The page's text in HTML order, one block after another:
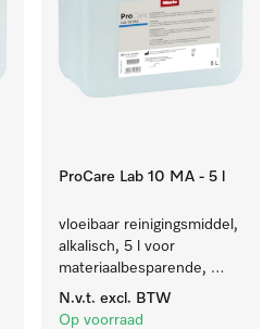
ProCare Lab 10 MA - 5 l
vloeibaar reinigingsmiddel,
alkalisch, 5 l voor
materiaalbesparende,
machinale reiniging van
laboratoriumglasw. en -
N.v.t. excl. BTW
Op voorraad